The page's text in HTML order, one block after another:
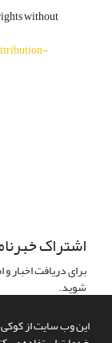
این وب سایت از کوکی
without
اشتراک
برای دریافت اخبار
شوید.